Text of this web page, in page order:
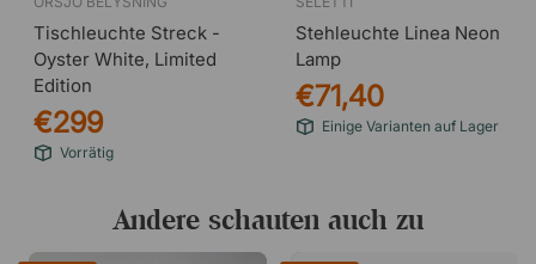
Tischleuchte Streck -
Oyster White, Limited
Edition
€299
Vorrätig
Stehleuchte Linea Neon
Lamp
€71,40
Einige Varianten auf Lager
Andere schauten auch zu